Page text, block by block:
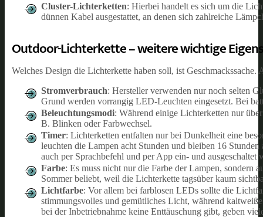
Cluster-Lichterketten: Hierbei handelt es sich um die
dünnen Kabel ausgestattet, an denen sich zahlreiche
Outdoor-Lichterkette – weitere wichtige
Welches Design die Lichterkette haben soll, ist
Stromverbrauch: Hersteller verwenden nur noch selten
Grund werden vorrangig LED-Leuchten eingesetzt. Bei
Beleuchtungsmodi: Während einige Lichterketten nur
B. Blinken oder Farbwechsel.
Timer: Lichterketten entfalten nur bei Dunkelheit eine
leuchten die Lampen acht Stunden und bleiben 16
auch per Sprachbefehl und per App ein- und
Farbe: Es muss nicht nur die Farbe der Lampen, sondern
Sommer beliebt, weil die Lichterkette tagsüber kaum
Lichtfarbe: Vor allem bei farblosen LEDs sollte die
stimmungsvolles und gemütliches Licht, während
bei der Inbetriebnahme keine Enttäuschung gibt, geben